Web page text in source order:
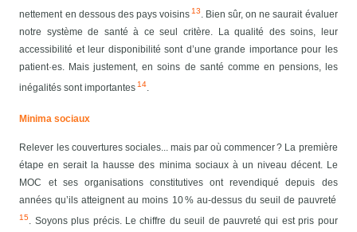
nettement en dessous des pays voisins 13. Bien sûr, on ne saurait évaluer
notre système de santé à ce seul critère. La qualité des soins, leur
accessibilité et leur disponibilité sont d’une grande importance pour les
patient·es. Mais justement, en soins de santé comme en pensions, les
inégalités sont importantes14.
Minima sociaux
Relever les couvertures sociales... mais par où commencer ? La première
étape en serait la hausse des minima sociaux à un niveau décent. Le
MOC et ses organisations constitutives ont revendiqué depuis des
années qu’ils atteignent au moins 10 % au-dessus du seuil de pauvreté
15. Soyons plus précis. Le chiffre du seuil de pauvreté qui est pris pour